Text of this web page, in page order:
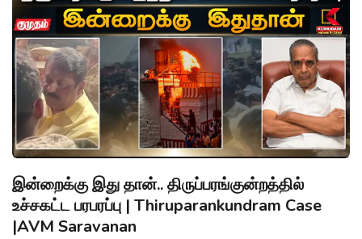
இன்றைக்கு இது தான்.. திருப்பரங்குன்றத்தில்
உச்சகட்ட பரபரப்பு | Thiruparankundram Case
|AVM Saravanan